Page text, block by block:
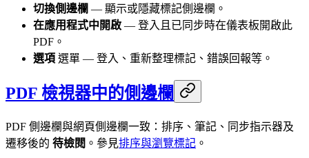
切換側邊欄 — 顯示或隱藏標記側邊欄。
在應用程式中開啟 — 登入且已同步時在儀表板開啟此
PDF。
選項 選單 — 登入、重新整理標記、錯誤回報等。
PDF 檢視器中的側邊欄
PDF 側邊欄與網頁側邊欄一致：排序、筆記、同步指示器及
遷移後的 待檢閱 。參見排序與瀏覽標記 。